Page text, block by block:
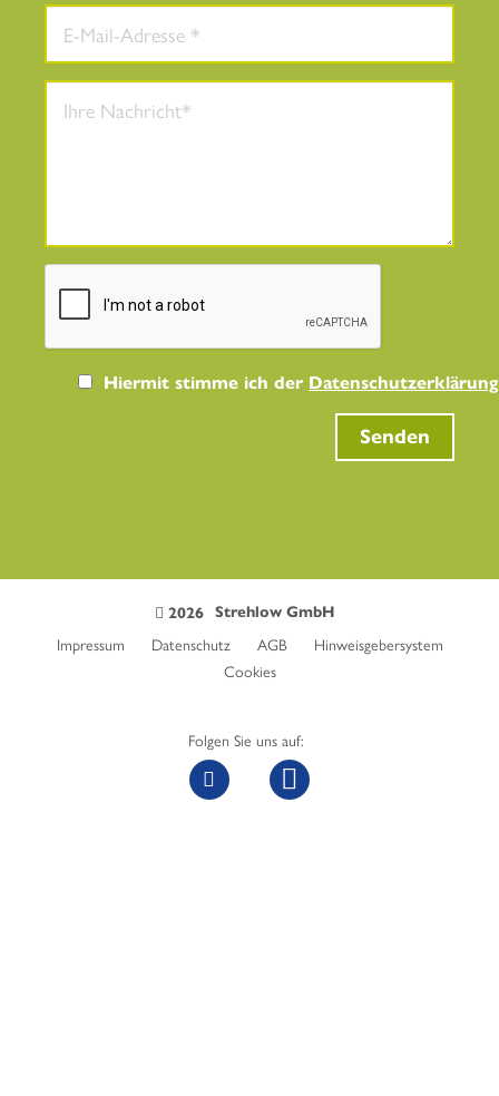
Hiermit stimme ich der Datenschutzerklärung
Senden
2026 Strehlow GmbH
Impressum
Datenschutz AGB
Hinweisgebersystem
Cookies
Folgen Sie uns auf: